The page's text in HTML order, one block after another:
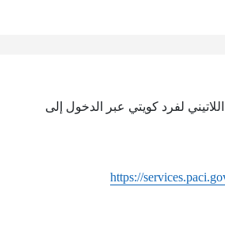
لفرد كويتي عبر الدخول إلى
https://